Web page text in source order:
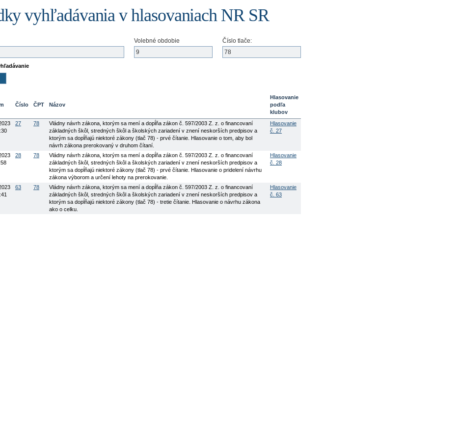
vyhľadávania v hlasovaniach NR SR
Volebné obdobie Číslo tlače:
Číslo ČPT Názov
Hlasovanie
podľa
klubov
27 78
Vládny návrh zákona, ktorým sa mení a dopĺňa zákon č. 597/2003 Z. z. o financovaní
základných škôl, stredných škôl a školských zariadení v znení neskorších predpisov a
ktorým sa dopĺňajú niektoré zákony (tlač 78) - prvé čítanie. Hlasovanie o tom, aby bol
návrh zákona prerokovaný v druhom čítaní.
Hlasovanie
č. 27
28 78
Vládny návrh zákona, ktorým sa mení a dopĺňa zákon č. 597/2003 Z. z. o financovaní
základných škôl, stredných škôl a školských zariadení v znení neskorších predpisov a
ktorým sa dopĺňajú niektoré zákony (tlač 78) - prvé čítanie. Hlasovanie o pridelení návrhu
zákona výborom a určení lehoty na prerokovanie.
Hlasovanie
č. 28
63 78
Vládny návrh zákona, ktorým sa mení a dopĺňa zákon č. 597/2003 Z. z. o financovaní
základných škôl, stredných škôl a školských zariadení v znení neskorších predpisov a
ktorým sa dopĺňajú niektoré zákony (tlač 78) - tretie čítanie. Hlasovanie o návrhu zákona
ako o celku.
Hlasovanie
č. 63